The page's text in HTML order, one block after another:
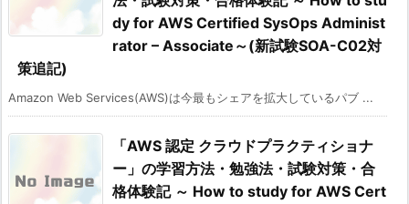
dy for AWS Certified SysOps Administ
rator – Associate～(新試験SOA-C02対
策追記)
Amazon Web Services(AWS)は今最もシェアを拡大しているパブ ...
「AWS 認定 クラウドプラクティショナ
ー」の学習方法・勉強法・試験対策・合
格体験記 ～ How to study for AWS Cert